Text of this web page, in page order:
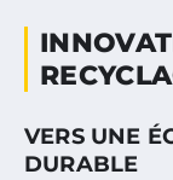
VERS UNE
DURABLE